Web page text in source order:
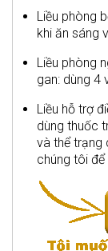
Liều phòng
khi ăn sáng
Liều phòng
gan: dùng 4
Liều hỗ trợ
dùng thuốc
và thể trạng
chúng tôi